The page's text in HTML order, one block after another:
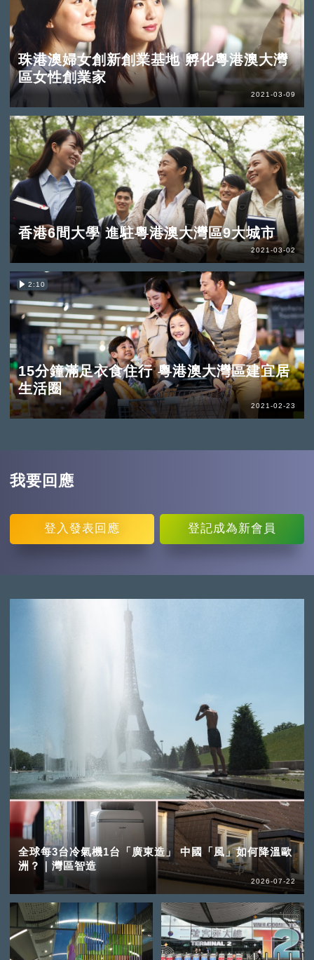
珠港澳婦女創新創業基地 孵化粵港澳大灣
區女性創業家
2021-03-09
香港6間大學 進駐粵港澳大灣區9大城市
2021-03-02
2:10
15分鐘滿足衣食住行 粵港澳大灣區建宜居
生活圈
2021-02-23
我要回應
登入 發表回應 登記成為新會員
全球每3台冷氣機1台「廣東造」 中國「風」如何降溫歐
洲？｜灣區智造
2026-07-22